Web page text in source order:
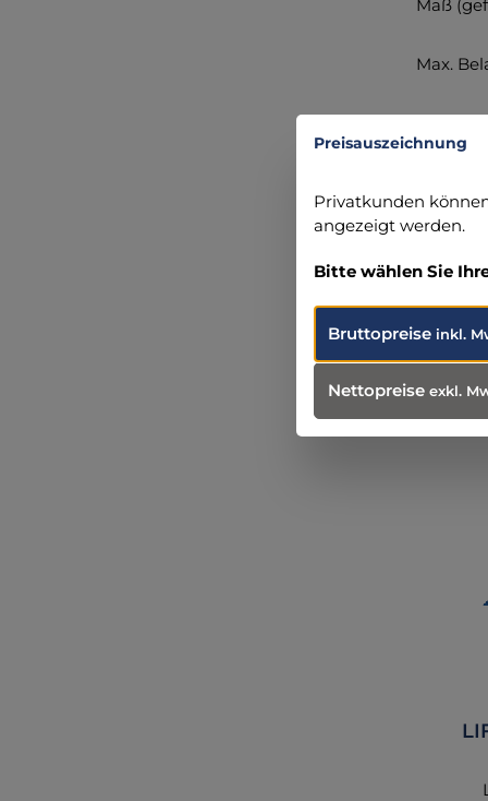
Maß
Max.
Am
46485
+49 281
Preisauszeichnung
Privatkunden
angezeigt werden.
Bitte wählen Sie
Bruttopreise inkl.
Nettopreise exkl.